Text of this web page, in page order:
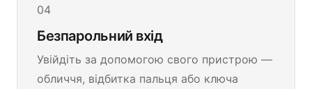
04
Безпарольний вхід
Увійдіть за допомогою свого пристрою —
обличчя, відбитка пальця або ключа